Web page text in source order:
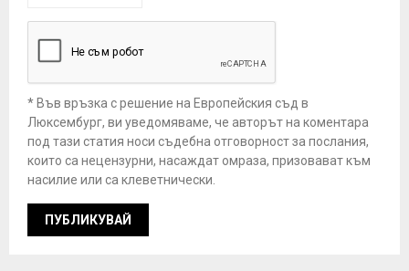
* Във връзка с решение на Европейския съд в
Люксембург, ви уведомяваме, че авторът на коментара
под тази статия носи съдебна отговорност за послания,
които са нецензурни, насаждат омраза, призовават към
насилие или са клеветнически.